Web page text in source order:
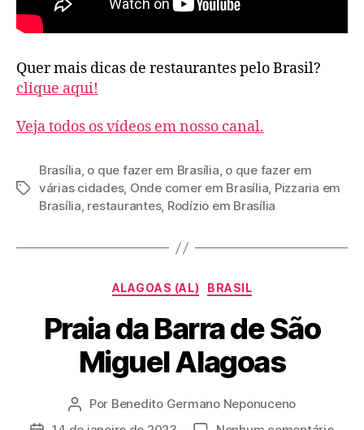
Quer mais dicas de restaurantes pelo Brasil?
clique aqui!
Veja todos os vídeos em nosso canal.
Tags
Brasília, o que fazer em Brasília, o que fazer em
várias cidades, Onde comer em Brasília, Pizzaria em
Brasília, restaurantes, Rodízio em Brasília
Categorias
ALAGOAS (AL) BRASIL
Praia da Barra de São
Miguel Alagoas
Autor
do
Por Benedito Germano Neponuceno